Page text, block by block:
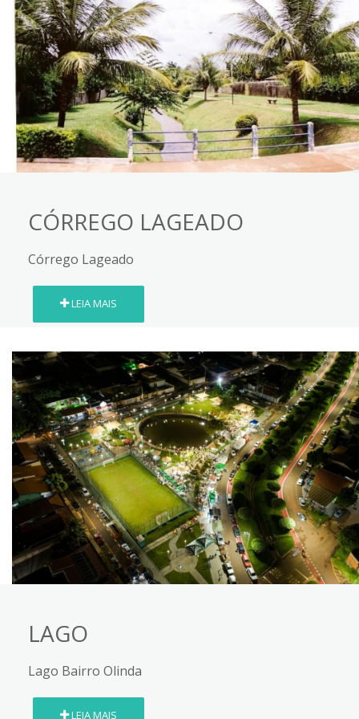
CÓRREGO LAGEADO
Córrego Lageado
LEIA MAIS
LAGO
Lago Bairro Olinda
LEIA MAIS